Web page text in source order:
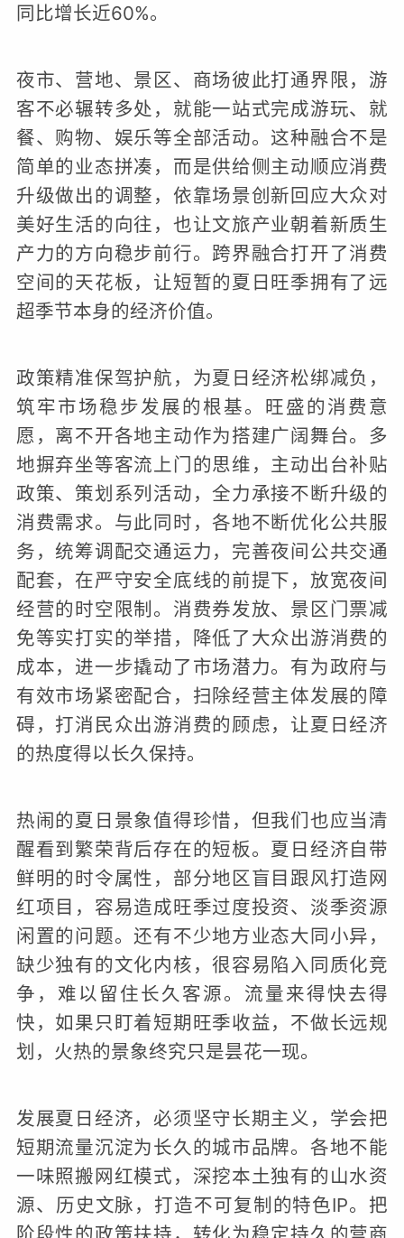
同比增长近60%。
夜市、营地、景区、商场彼此打通界限，游
客不必辗转多处，就能一站式完成游玩、就
餐、购物、娱乐等全部活动。这种融合不是
简单的业态拼凑，而是供给侧主动顺应消费
升级做出的调整，依靠场景创新回应大众对
美好生活的向往，也让文旅产业朝着新质生
产力的方向稳步前行。跨界融合打开了消费
空间的天花板，让短暂的夏日旺季拥有了远
超季节本身的经济价值。
政策精准保驾护航，为夏日经济松绑减负，
筑牢市场稳步发展的根基。旺盛的消费意
愿，离不开各地主动作为搭建广阔舞台。多
地摒弃坐等客流上门的思维，主动出台补贴
政策、策划系列活动，全力承接不断升级的
消费需求。与此同时，各地不断优化公共服
务，统筹调配交通运力，完善夜间公共交通
配套，在严守安全底线的前提下，放宽夜间
经营的时空限制。消费券发放、景区门票减
免等实打实的举措，降低了大众出游消费的
成本，进一步撬动了市场潜力。有为政府与
有效市场紧密配合，扫除经营主体发展的障
碍，打消民众出游消费的顾虑，让夏日经济
的热度得以长久保持。
热闹的夏日景象值得珍惜，但我们也应当清
醒看到繁荣背后存在的短板。夏日经济自带
鲜明的时令属性，部分地区盲目跟风打造网
红项目，容易造成旺季过度投资、淡季资源
闲置的问题。还有不少地方业态大同小异，
缺少独有的文化内核，很容易陷入同质化竞
争，难以留住长久客源。流量来得快去得
快，如果只盯着短期旺季收益，不做长远规
划，火热的景象终究只是昙花一现。
发展夏日经济，必须坚守长期主义，学会把
短期流量沉淀为长久的城市品牌。各地不能
一味照搬网红模式，深挖本土独有的山水资
源、历史文脉，打造不可复制的特色IP。把